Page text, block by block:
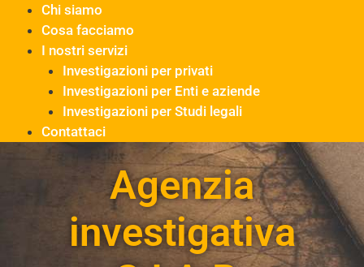
Chi siamo
Cosa facciamo
I nostri servizi
Investigazioni per privati
Investigazioni per Enti e aziende
Investigazioni per Studi legali
Contattaci
Agenzia
investigativa